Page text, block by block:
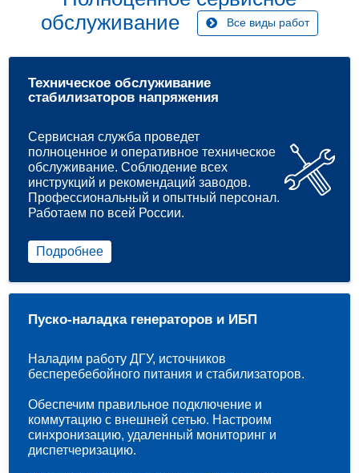
обслуживание
Все виды работ
Техническое обслуживание
стабилизаторов напряжения
Сервисная служба проведет
полноценное и оперативное техническое
обслуживание. Соблюдение всех
инструкций и рекомендаций заводов.
Профессиональный и опытный персонал.
Работаем по всей России.
Подробнее
Пуско-наладка генераторов и ИБП
Наладим работу ДГУ, источников
бесперебебойного питания и стабилизаторов.
Обеспечим правильное подключение и
коммутацию с внешней сетью. Настроим
синхронизацию, удаленный мониторинг и
диспетчеризацию.